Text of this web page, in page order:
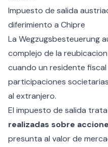
Impuesto de salida
diferimiento a Chipre
La Wegzugsbesteuerung
complejo de la
cuando un residente
participaciones
al extranjero.
El impuesto de salida
realizadas sobre
presunta al valor de